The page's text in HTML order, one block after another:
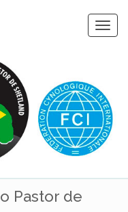
Pastor de